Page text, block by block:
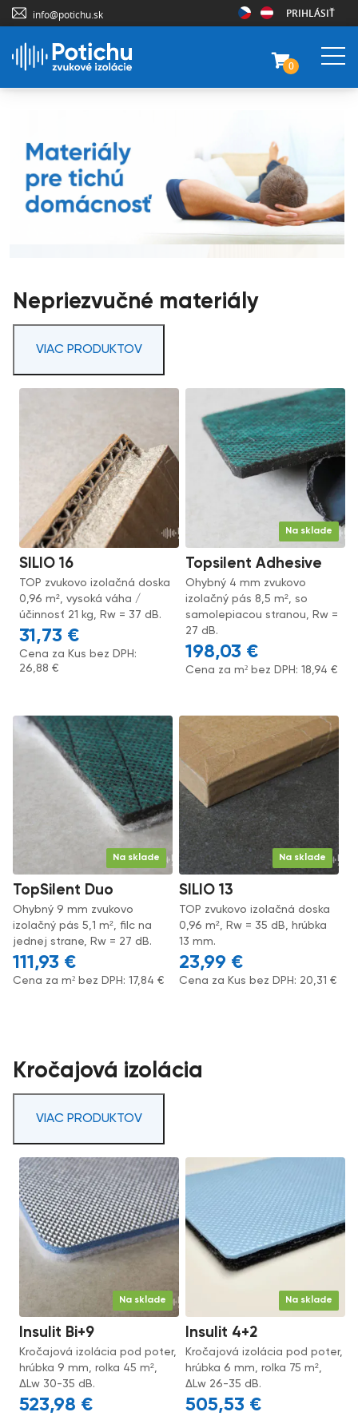
info@potichu.sk PRIHLÁSIŤ
0
Nepriezvučné materiály
VIAC PRODUKTOV
SILIO 16
TOP zvukovo izolačná doska
0,96 m², vysoká váha /
účinnosť 21 kg, Rw = 37 dB.
31,73 €
Cena za Kus bez DPH:
26,88€
Na sklade
Topsilent Adhesive
Ohybný 4 mm zvukovo
izolačný pás 8,5 m², so
samolepiacou stranou, Rw =
27 dB.
198,03 €
Cena za m² bez DPH:18,94€
Na sklade
TopSilent Duo
Ohybný 9 mm zvukovo
izolačný pás 5,1 m², filc na
jednej strane, Rw = 27 dB.
111,93 €
Cena za m² bez DPH: 17,84 €
Na sklade
SILIO 13
TOP zvukovo izolačná doska
0,96 m², Rw = 35 dB, hrúbka
13 mm.
23,99 €
Cena za Kus bez DPH: 20,31 €
Kročajová izolácia
VIAC PRODUKTOV
Na sklade
Insulit Bi+9
Kročajová izolácia pod poter,
hrúbka 9 mm, rolka 45 m²,
ΔLw 30-35 dB.
523,98 €
Na sklade
Insulit 4+2
Kročajová izolácia pod poter,
hrúbka 6 mm, rolka 75 m²,
ΔLw 26-35 dB.
505,53 €